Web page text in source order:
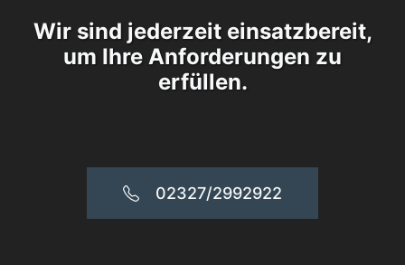
Wir sind jederzeit einsatzbereit,
um Ihre Anforderungen zu
erfüllen.
02327/2992922